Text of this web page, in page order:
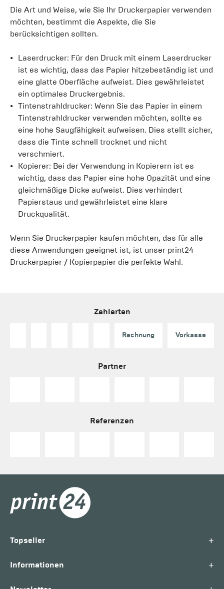
Die Art und Weise, wie Sie Ihr Druckerpapier verwenden
möchten, bestimmt die Aspekte, die Sie
berücksichtigen sollten.
Laserdrucker: Für den Druck mit einem Laserdrucker
ist es wichtig, dass das Papier hitzebeständig ist und
eine glatte Oberfläche aufweist. Dies gewährleistet
ein optimales Druckergebnis.
Tintenstrahldrucker: Wenn Sie das Papier in einem
Tintenstrahldrucker verwenden möchten, sollte es
eine hohe Saugfähigkeit aufweisen. Dies stellt sicher,
dass die Tinte schnell trocknet und nicht
verschmiert.
Kopierer: Bei der Verwendung in Kopierern ist es
wichtig, dass das Papier eine hohe Opazität und eine
gleichmäßige Dicke aufweist. Dies verhindert
Papierstaus und gewährleistet eine klare
Druckqualität.
Wenn Sie Druckerpapier kaufen möchten, das für alle
diese Anwendungen geeignet ist, ist unser print24
Druckerpapier / Kopierpapier die perfekte Wahl.
Zahlarten
Rechnung Vorkasse
Partner
Referenzen
Topseller +
Informationen +